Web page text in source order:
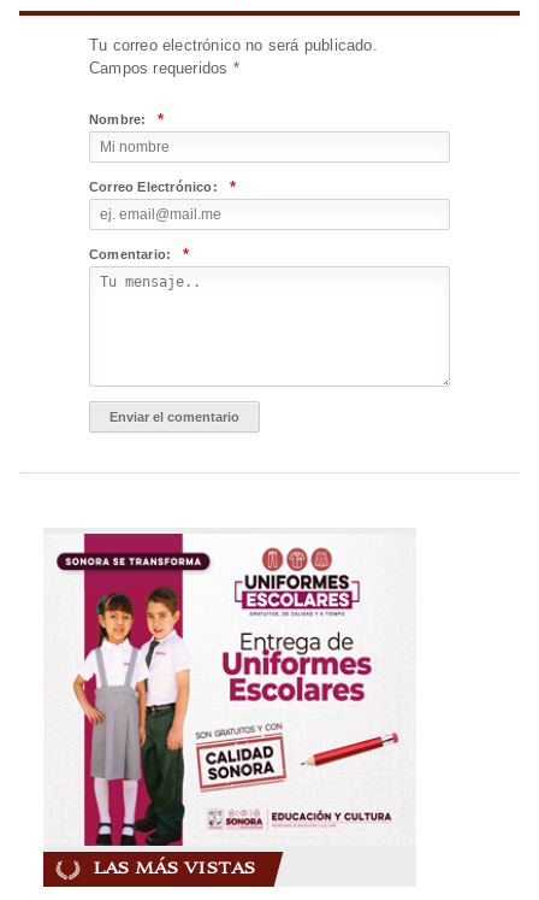
Tu correo electrónico no será publicado.
Campos requeridos *
Nombre: *
Correo Electrónico: *
Comentario: *
LAS MÁS VISTAS